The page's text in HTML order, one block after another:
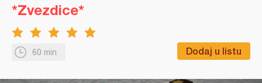
60 min Dodaj u listu
*Zvezdice*